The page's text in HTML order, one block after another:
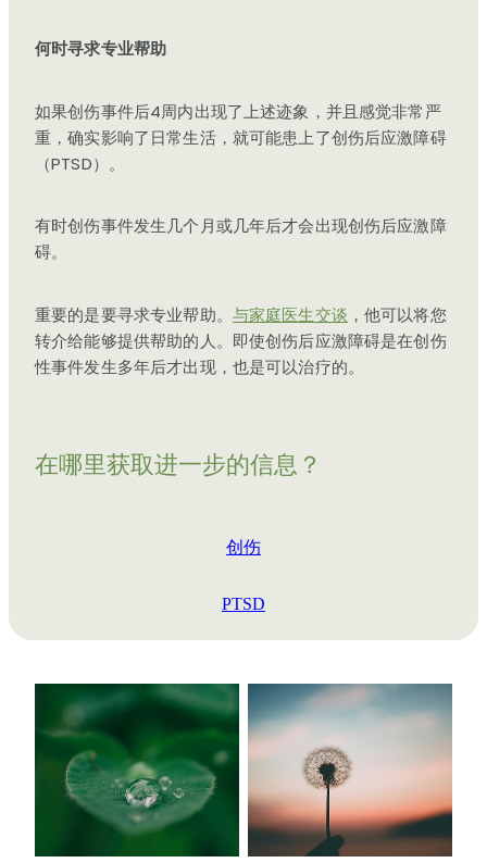
何时寻求专业帮助
如果创伤事件后4周内出现了上述迹象，并且感觉非常严
重，确实影响了日常生活，就可能患上了创伤后应激障碍
（PTSD）。
有时创伤事件发生几个月或几年后才会出现创伤后应激障
碍。
重要的是要寻求专业帮助。与家庭医生交谈，他可以将您
转介给能够提供帮助的人。即使创伤后应激障碍是在创伤
性事件发生多年后才出现，也是可以治疗的。
在哪里获取进一步的信息？
创伤
PTSD